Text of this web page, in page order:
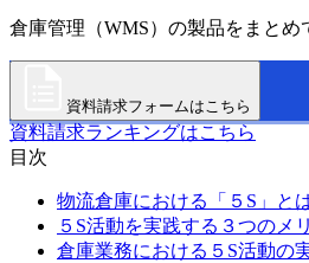
倉庫管理（WMS）の製品をまとめ
資料請求フォームはこちら
資料請求ランキングはこちら
目次
物流倉庫における「５S」と
５S活動を実践する３つのメ
倉庫業務における５S活動の